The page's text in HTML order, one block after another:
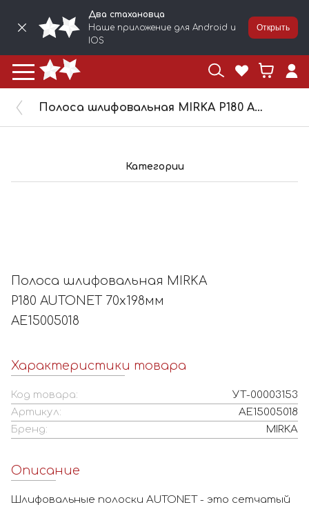
Два стахановца
Наше приложение для Android и
IOS
Открыть
Полоса шлифовальная MIRKA Р180 AUTONET 70x198мм AE15005018
Категории
Полоса шлифовальная MIRKA
Р180 AUTONET 70x198мм
AE15005018
Характеристики товара
Код товара:
УТ-00003153
Артикул:
AE15005018
Бренд:
MIRKA
Описание
Шлифовальные полоски AUTONET - это сетчатый